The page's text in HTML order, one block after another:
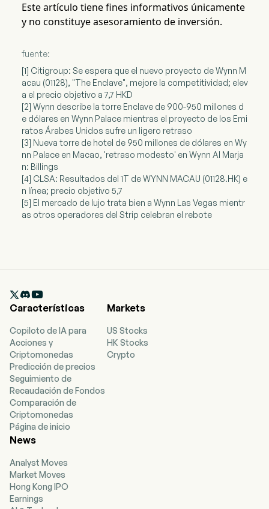
Este artículo tiene fines informativos únicamente
y no constituye asesoramiento de inversión.
fuente:
[1] Citigroup: Se espera que el nuevo proyecto de Wynn M
acau (01128), "The Enclave", mejore la competitividad; elev
a el precio objetivo a 7,7 HKD
[2] Wynn describe la torre Enclave de 900-950 millones d
e dólares en Wynn Palace mientras el proyecto de los Emi
ratos Árabes Unidos sufre un ligero retraso
[3] Nueva torre de hotel de 950 millones de dólares en Wy
nn Palace en Macao, 'retraso modesto' en Wynn Al Marja
n: Billings
[4] CLSA: Resultados del 1T de WYNN MACAU (01128.HK) e
n línea; precio objetivo 5,7
[5] El mercado de lujo trata bien a Wynn Las Vegas mientr
as otros operadores del Strip celebran el rebote

Características
Copiloto de IA para
Acciones y
Criptomonedas
Predicción de precios
Seguimiento de
Recaudación de Fondos
Comparación de
Criptomonedas
Página de inicio
Markets
US Stocks
HK Stocks
Crypto
News
Analyst Moves
Market Moves
Hong Kong IPO
Earnings